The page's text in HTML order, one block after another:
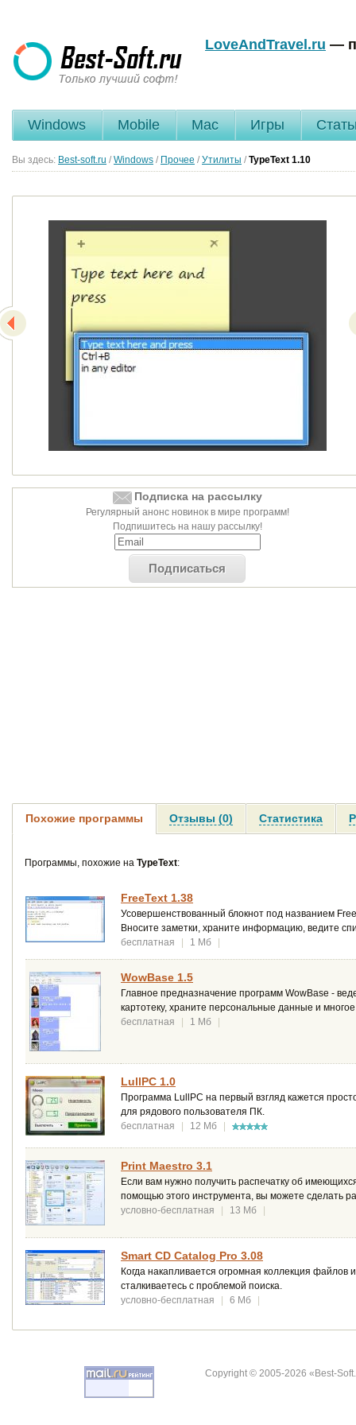
LoveAndTravel.ru —
Windows Mobile Mac Игры
Вы здесь: Best-soft.ru / Windows / Прочее / Утилиты / TypeText 1.10
Подписка на рассылку
Регулярный анонс новинок в мире программ!
Подпишитесь на нашу рассылку!
Подписаться
Похожие программы Отзывы (0) Статистика
Программы, похожие на TypeText:
FreeText 1.38
Усовершенствованный блокнот под названием
Вносите заметки, храните информацию, ведите
бесплатная
| 1 Мб |
WowBase 1.5
Главное предназначение программ WowBase -
картотеку, храните персональные данные и многое
бесплатная
| 1 Мб |
LullPC 1.0
Программа LullPC на первый взгляд кажется
для рядового пользователя ПК.
бесплатная
| 12 Мб |
Print Maestro 3.1
Если вам нужно получить распечатку об
помощью этого инструмента, вы можете сделать
условно-бесплатная
| 13 Мб |
Smart CD Catalog Pro 3.08
Когда накапливается огромная коллекция
сталкиваетесь с проблемой поиска.
условно-бесплатная
| 6 Мб |
Copyright © 2005-2026 «Best-